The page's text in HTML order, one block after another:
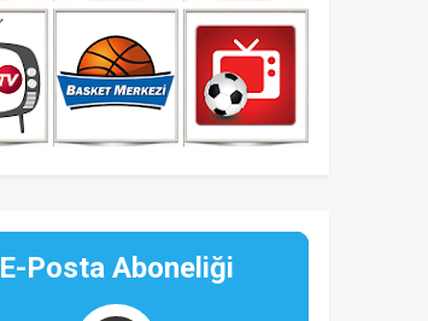
E-Posta Aboneliği